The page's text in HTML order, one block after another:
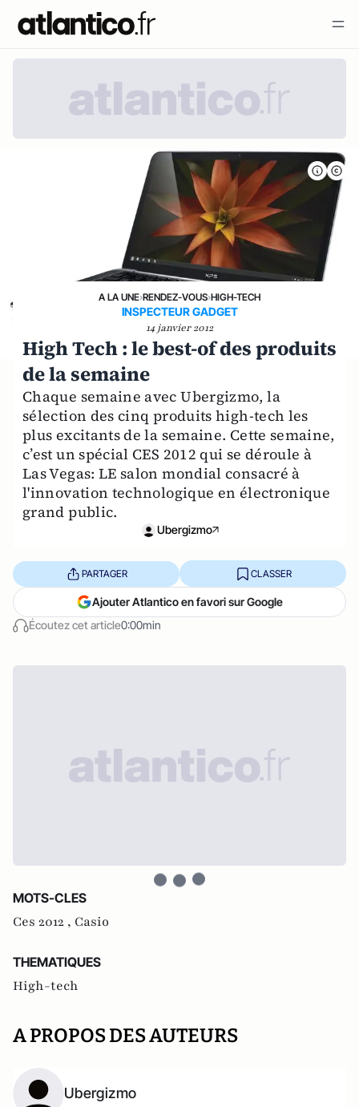
A LA UNE›RENDEZ-VOUS›HIGH-TECH
INSPECTEUR GADGET
14 janvier 2012
High Tech : le best-of des produits
de la semaine
Chaque semaine avec Ubergizmo, la
sélection des cinq produits high-tech les
plus excitants de la semaine. Cette semaine,
c’est un spécial CES 2012 qui se déroule à
Las Vegas: LE salon mondial consacré à
l'innovation technologique en électronique
grand public.
Ubergizmo
Écoutez cet article0:00min
PARTAGER CLASSER
Ajouter Atlantico en favori sur Google
MOTS-CLES
Ces 2012 , Casio
THEMATIQUES
High-tech
A PROPOS DES AUTEURS
Ubergizmo